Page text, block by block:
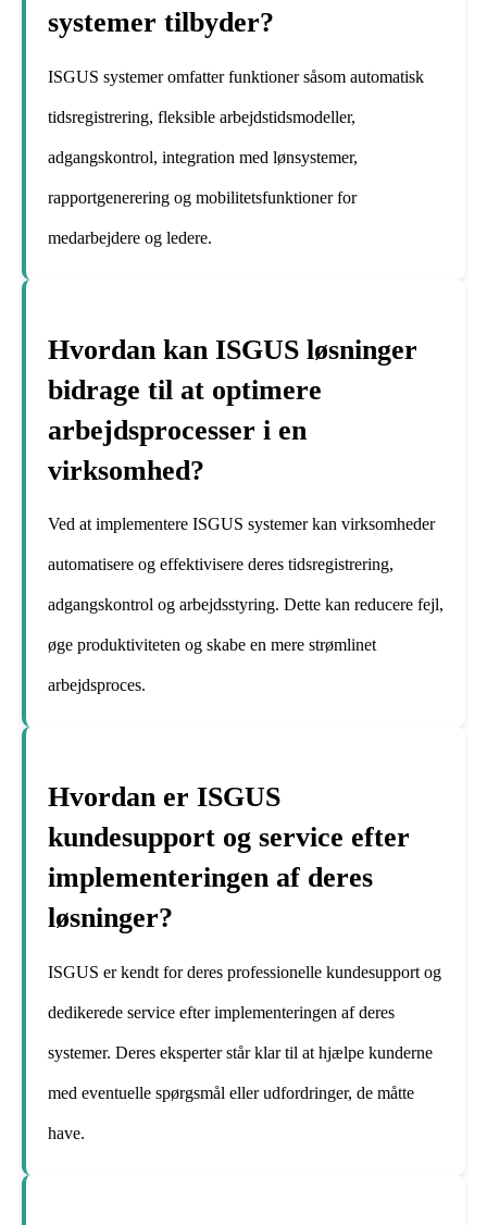
systemer tilbyder?
ISGUS systemer omfatter funktioner såsom automatisk
tidsregistrering, fleksible arbejdstidsmodeller,
adgangskontrol, integration med lønsystemer,
rapportgenerering og mobilitetsfunktioner for
medarbejdere og ledere.
Hvordan kan ISGUS løsninger
bidrage til at optimere
arbejdsprocesser i en
virksomhed?
Ved at implementere ISGUS systemer kan virksomheder
automatisere og effektivisere deres tidsregistrering,
adgangskontrol og arbejdsstyring. Dette kan reducere fejl,
øge produktiviteten og skabe en mere strømlinet
arbejdsproces.
Hvordan er ISGUS
kundesupport og service efter
implementeringen af deres
løsninger?
ISGUS er kendt for deres professionelle kundesupport og
dedikerede service efter implementeringen af deres
systemer. Deres eksperter står klar til at hjælpe kunderne
med eventuelle spørgsmål eller udfordringer, de måtte
have.